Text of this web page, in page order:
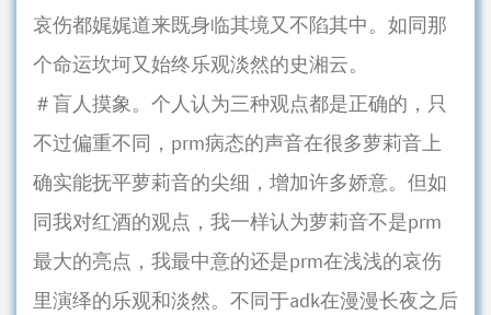
哀伤都娓娓道来既身临其境又不陷其中。如同那
个命运坎坷又始终乐观淡然的史湘云。
＃盲人摸象。个人认为三种观点都是正确的，只
不过偏重不同，prm病态的声音在很多萝莉音上
确实能抚平萝莉音的尖细，增加许多娇意。但如
同我对红酒的观点，我一样认为萝莉音不是prm
最大的亮点，我最中意的还是prm在浅浅的哀伤
里演绎的乐观和淡然。不同于adk在漫漫长夜之后